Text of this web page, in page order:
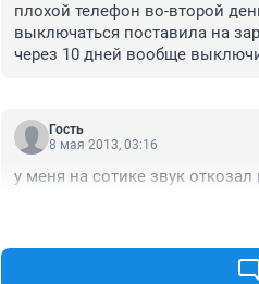
плохой телефон во-второй
выключаться поставила на
через 10 дней вообще
Гость
8 мая 2013, 03:16
у меня на сотике звук